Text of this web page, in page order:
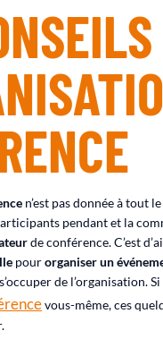
n’est pas donnée à tout
pendant et la
de conférence. C’est
pourorganiser un
de l’organisation.
vous-même, ces